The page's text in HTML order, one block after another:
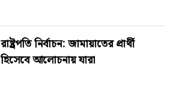
রাষ্ট্রপতি নির্বাচন: জামায়াতের প্রার্থী
হিসেবে আলোচনায় যারা